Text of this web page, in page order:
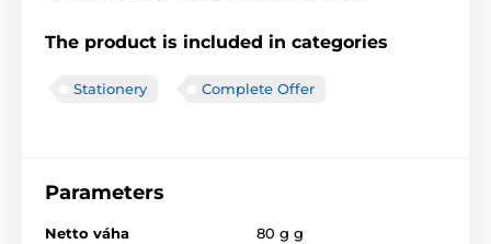
The product is included in categories
Stationery Complete Offer
Parameters
Netto váha 80 g g